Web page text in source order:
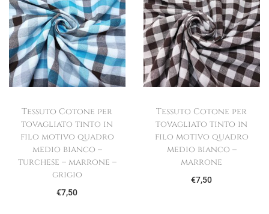
Tessuto Cotone per
tovagliato tinto in
filo motivo quadro
medio bianco –
turchese – marrone –
grigio
€7,50
Tessuto Cotone per
tovagliato tinto in
filo motivo quadro
medio bianco –
marrone
€7,50